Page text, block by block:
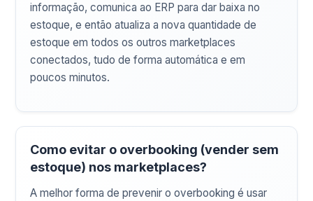
informação, comunica ao ERP para dar baixa no
estoque, e então atualiza a nova quantidade de
estoque em todos os outros marketplaces
conectados, tudo de forma automática e em
poucos minutos.
Como evitar o overbooking (vender sem
estoque) nos marketplaces?
A melhor forma de prevenir o overbooking é usar